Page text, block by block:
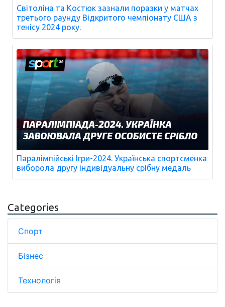
Світоліна та Костюк зазнали поразки у матчах
третього раунду Відкритого чемпіонату США з
тенісу 2024 року.
Паралімпійські Ігри-2024. Українська спортсменка
виборола другу індивідуальну срібну медаль
Categories
Спорт
Бізнес
Технологія